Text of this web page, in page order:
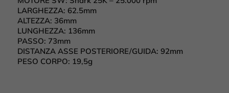
LARGHEZZA: 62.5mm
ALTEZZA: 36mm
LUNGHEZZA: 136mm
PASSO: 73mm
DISTANZA ASSE POSTERIORE/GUIDA: 92mm
PESO CORPO: 19,5g